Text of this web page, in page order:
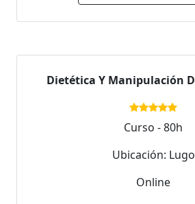
Dietética Y Manipulación
Curso - 80h
Ubicación: Lugo
Online